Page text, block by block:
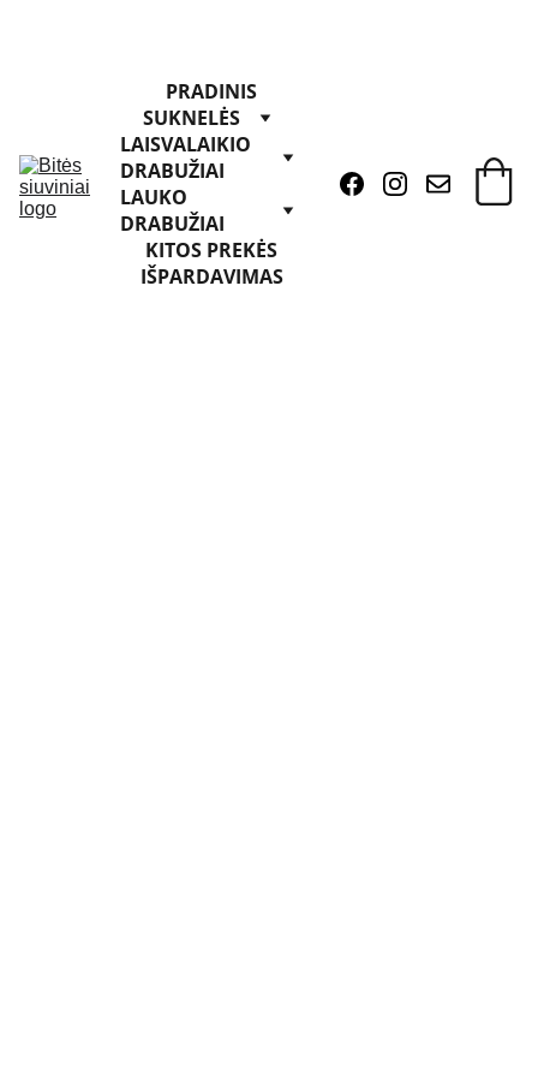
PRADINIS
SUKNELĖS
LAISVALAIKIO
DRABUŽIAI
LAUKO
DRABUŽIAI
KITOS PREKĖS
IŠPARDAVIMAS